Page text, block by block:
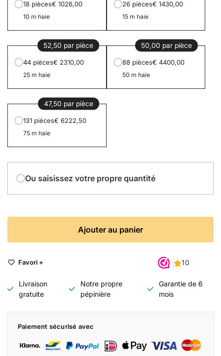
18 pièces€ 1026,00
10 m haie
26 pièces€ 1430,00
15 m haie
52,50 par pièce
44 pièces€ 2310,00
25 m haie
50,00 par pièce
88 pièces€ 4400,00
50 m haie
47,50 par pièce
131 pièces€ 6222,50
75 m haie
Ou saisissez votre propre quantité
Ajouter au panier
Favori +
Livraison
gratuite
Notre propre
pépinière
Garantie de 6
mois
Paiement sécurisé avec